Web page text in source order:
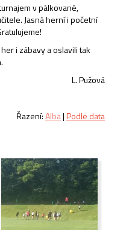
v pálkované,
Jasná herní i početní
i zábavy a oslavili tak
L. Pužová
Řazení:Alba|Podle data